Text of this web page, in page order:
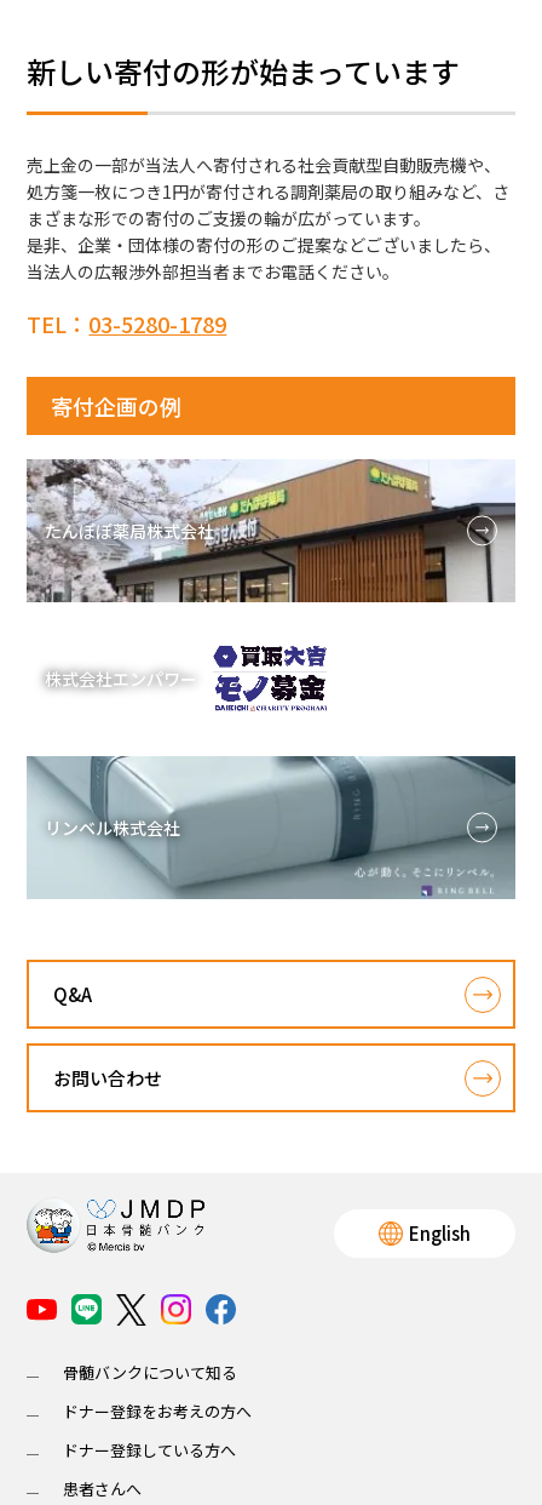
新しい寄付の形が始まっています
売上金の一部が当法人へ寄付される社会貢献型自動販売機や、
処方箋一枚につき1円が寄付される調剤薬局の取り組みなど、さ
まざまな形での寄付のご支援の輪が広がっています。
是非、企業・団体様の寄付の形のご提案などございましたら、
当法人の広報渉外部担当者までお電話ください。
TEL： 03-5280-1789
寄付企画の例
たんぽぽ薬局株式会社
株式会社エンパワー
リンベル株式会社
Q&A
お問い合わせ
English
骨髄バンクについて知る
ドナー登録をお考えの方へ
ドナー登録している方へ
患者さんへ